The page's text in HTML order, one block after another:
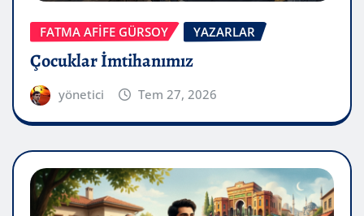
FATMA AFİFE GÜRSOY YAZARLAR
Çocuklar İmtihanımız
yönetici Tem 27, 2026